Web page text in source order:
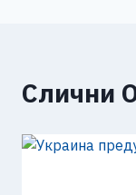
Слични